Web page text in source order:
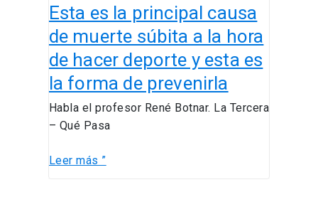
Esta es la principal causa
de muerte súbita a la hora
de hacer deporte y esta es
la forma de prevenirla
Habla el profesor René Botnar. La Tercera
– Qué Pasa
es
la
principal
causa
de
la
hora
Leer más ”